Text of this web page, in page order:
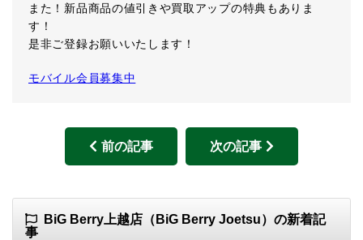
また！新品商品の値引きや買取アップの特典もありま
す！
是非ご登録お願いいたします！
モバイル会員募集中
前の記事 次の記事
BiG Berry上越店（BiG Berry Joetsu）の新着記
事